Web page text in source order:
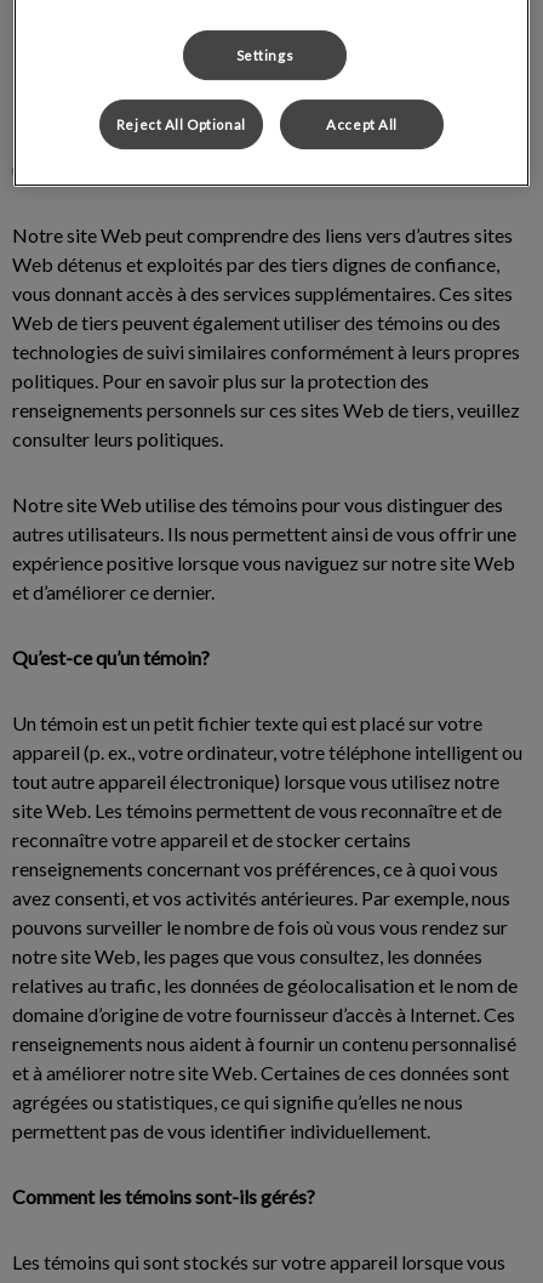
La présente politique relative aux témoins porte sur votre
utilisation de notre site Web et de nos applications.
Notre site Web peut comprendre des liens vers d’autres sites
Web détenus et exploités par des tiers dignes de confiance,
vous donnant accès à des services supplémentaires. Ces sites
Web de tiers peuvent également utiliser des témoins ou des
technologies de suivi similaires conformément à leurs propres
politiques. Pour en savoir plus sur la protection des
renseignements personnels sur ces sites Web de tiers, veuillez
consulter leurs politiques.
Notre site Web utilise des témoins pour vous distinguer des
autres utilisateurs. Ils nous permettent ainsi de vous offrir une
expérience positive lorsque vous naviguez sur notre site Web
et d’améliorer ce dernier.
Qu’est-ce qu’un témoin?
Un témoin est un petit fichier texte qui est placé sur votre
appareil (p. ex., votre ordinateur, votre téléphone intelligent ou
tout autre appareil électronique) lorsque vous utilisez notre
site Web. Les témoins permettent de vous reconnaître et de
reconnaître votre appareil et de stocker certains
renseignements concernant vos préférences, ce à quoi vous
avez consenti, et vos activités antérieures. Par exemple, nous
pouvons surveiller le nombre de fois où vous vous rendez sur
notre site Web, les pages que vous consultez, les données
relatives au trafic, les données de géolocalisation et le nom de
domaine d’origine de votre fournisseur d’accès à Internet. Ces
renseignements nous aident à fournir un contenu personnalisé
et à améliorer notre site Web. Certaines de ces données sont
agrégées ou statistiques, ce qui signifie qu’elles ne nous
permettent pas de vous identifier individuellement.
Comment les témoins sont-ils gérés?
Les témoins qui sont stockés sur votre appareil lorsque vous
Settings
Reject All Optional Accept All